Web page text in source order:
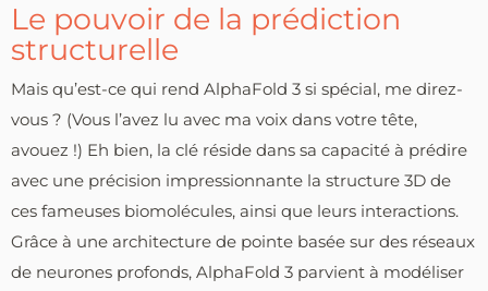
Le pouvoir de la prédiction
structurelle
Mais qu’est-ce qui rend AlphaFold 3 si spécial, me direz-
vous ? (Vous l’avez lu avec ma voix dans votre tête,
avouez !) Eh bien, la clé réside dans sa capacité à prédire
avec une précision impressionnante la structure 3D de
ces fameuses biomolécules, ainsi que leurs interactions.
Grâce à une architecture de pointe basée sur des réseaux
de neurones profonds, AlphaFold 3 parvient à modéliser